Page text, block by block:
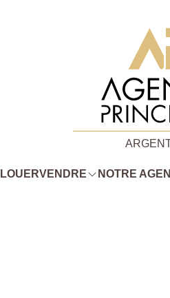
LOUERVENDRE NOTRE